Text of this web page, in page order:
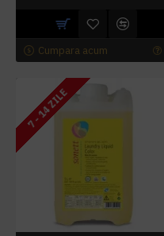
Cumpara acum
7 - 14 ZILE